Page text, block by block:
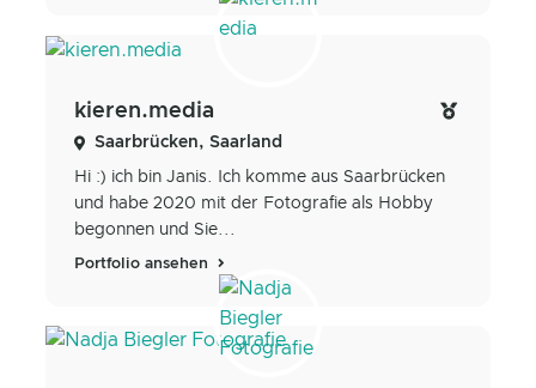
kieren.media
Saarbrücken, Saarland
Hi :) ich bin Janis. Ich komme aus Saarbrücken
und habe 2020 mit der Fotografie als Hobby
begonnen und Sie...
Portfolio ansehen